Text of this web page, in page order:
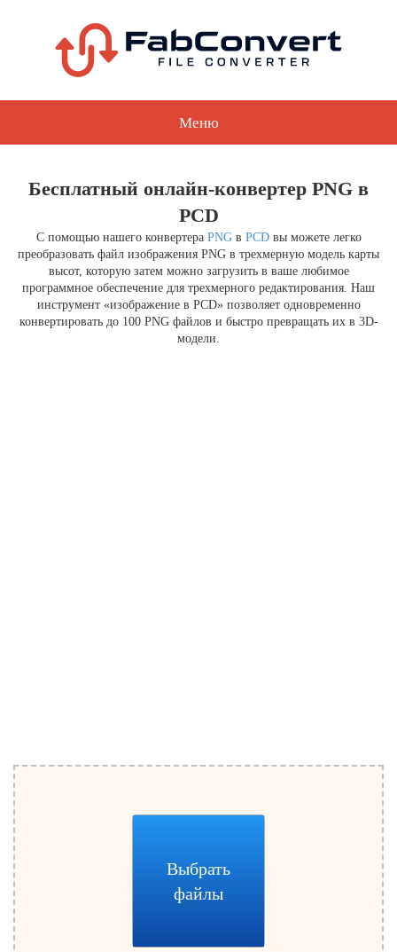
Меню
Бесплатный онлайн-конвертер PNG в
PCD
С помощью нашего конвертера PNGв PCDвы можете легко
преобразовать файл изображения PNG в трехмерную модель карты
высот, которую затем можно загрузить в ваше любимое
программное обеспечение для трехмерного редактирования. Наш
инструмент «изображение в PCD» позволяет одновременно
конвертировать до 100 PNG файлов и быстро превращать их в 3D-
модели.
Выбрать
файлы